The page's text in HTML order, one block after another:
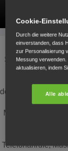
Zuversicht.
Sportliche
Fahrwerk und
der automatischen
sicher, sondern
Muskeln. Mit dem
Cockpit hast du
dank Honda
Telefonanrufe,
Cookie-
Durch die weitere
einverstanden, dass
zur Personalisierung
Messung
aktualisieren, indem
Alle